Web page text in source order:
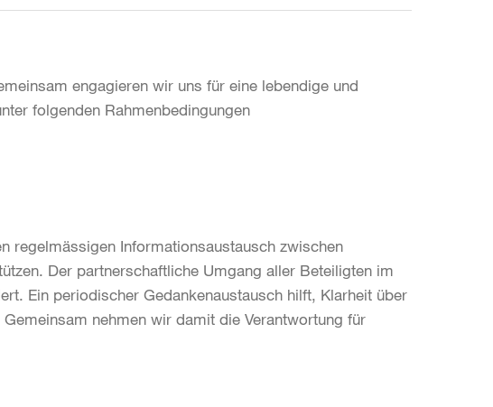
engagieren wir uns für eine lebendige und
folgenden Rahmenbedingungen
regelmässigen Informationsaustausch zwischen
Der partnerschaftliche Umgang aller Beteiligten im
Ein periodischer Gedankenaustausch hilft, Klarheit über
nehmen wir damit die Verantwortung für